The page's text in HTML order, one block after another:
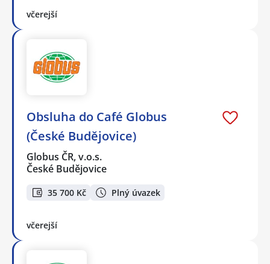
včerejší
Obsluha do Café Globus
(České Budějovice)
Globus ČR, v.o.s.
České Budějovice
35 700 Kč Plný úvazek
včerejší